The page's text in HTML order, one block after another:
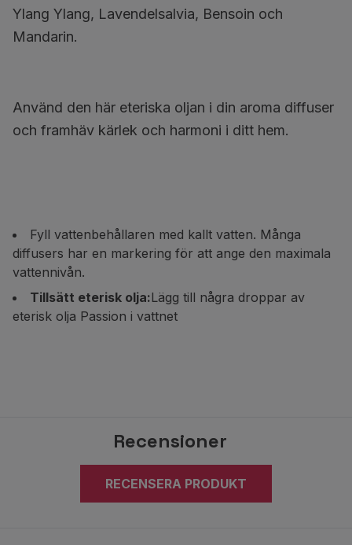
Ylang Ylang, Lavendelsalvia, Bensoin och
Mandarin.
Använd den här eteriska oljan i din aroma diffuser
och framhäv kärlek och harmoni i ditt hem.
Fyll vattenbehållaren med kallt vatten. Många
diffusers har en markering för att ange den maximala
vattennivån.
Tillsätt eterisk olja:Lägg till några droppar av
eterisk olja Passion i vattnet
Recensioner
RECENSERA PRODUKT